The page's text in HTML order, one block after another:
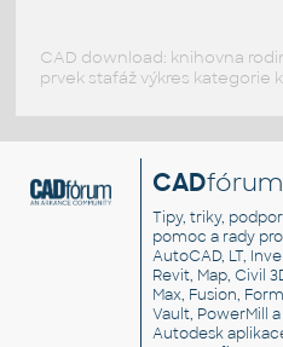
CAD download: knihovna
prvek stafáž výkres kategorie
CADfórum
Tipy, triky,
pomoc a rady pro
AutoCAD, LT,
Revit, Map, Civil
Max, Fusion,
Vault, PowerMill
Autodesk